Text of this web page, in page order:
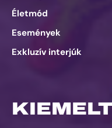
Életmód
Események
Exkluzív interjúk